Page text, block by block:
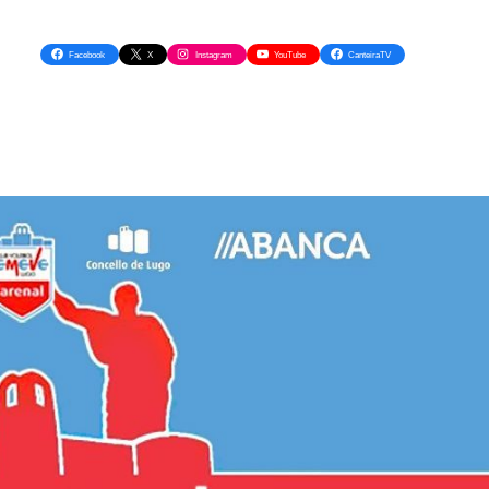
Facebook X Instagram YouTube CanteiraTV